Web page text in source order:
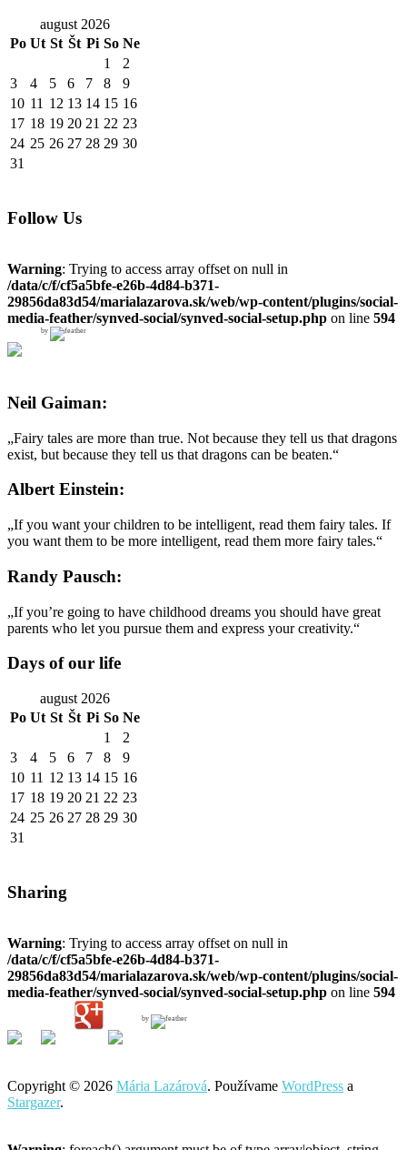
august 2026
Po Ut St Št Pi So Ne
1
2
3
4 5 6 7 8
9
10 11 12 13 14 15 16
17 18 19 20 21 22 23
24 25 26 27 28 29 30
31
Follow Us
Warning: Trying to access array offset on null in
/data/c/f/cf5a5bfe-e26b-4d84-b371-
29856da83d54/marialazarova.sk/web/wp-content/plugins/social-
media-feather/synved-social/synved-social-setup.php on line 594
by
Neil Gaiman:
„Fairy tales are more than true. Not because they tell us that dragons
exist, but because they tell us that dragons can be beaten.“
Albert Einstein:
„If you want your children to be intelligent, read them fairy tales. If
you want them to be more intelligent, read them more fairy tales.“
Randy Pausch:
„If you’re going to have childhood dreams you should have great
parents who let you pursue them and express your creativity.“
Days of our life
august 2026
Po Ut St Št Pi So Ne
1
2
3
4 5 6 7 8
9
10 11 12 13 14 15 16
17 18 19 20 21 22 23
24 25 26 27 28 29 30
31
Sharing
Warning: Trying to access array offset on null in
/data/c/f/cf5a5bfe-e26b-4d84-b371-
29856da83d54/marialazarova.sk/web/wp-content/plugins/social-
media-feather/synved-social/synved-social-setup.php on line 594
by
Copyright © 2026 Mária Lazárová. Používame WordPress a
Stargazer.